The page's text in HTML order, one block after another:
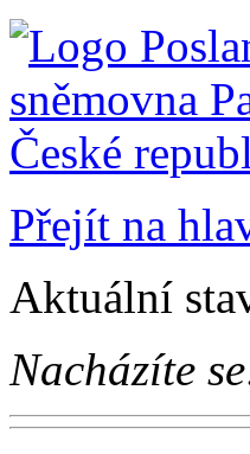
Přejít na
Aktuální
Nacházíte